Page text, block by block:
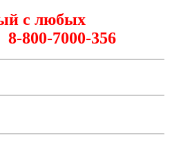
с любых
8-800-7000-356